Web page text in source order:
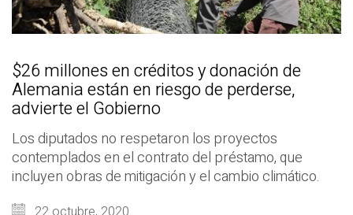
$26 millones en créditos y donación de
Alemania están en riesgo de perderse,
advierte el Gobierno
Los diputados no respetaron los proyectos
contemplados en el contrato del préstamo, que
incluyen obras de mitigación y el cambio climático.